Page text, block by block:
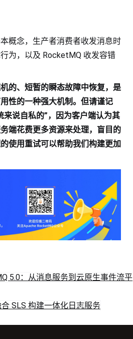
概念，生产者消费者收发消息时
为，以及 RocketMQ 收发容错
的、短暂的瞬态故障中恢复，是
性的一种强大机制。但请谨记
来说自私的”，因为客户端认为其
端花费更多资源来处理，盲目的
使用重试可以帮助我们构建更加
5.0：从消息服务到云原生事件流平
SLS 构建一体化日志服务